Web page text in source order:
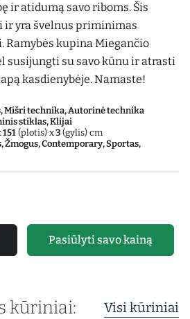
ir atidumą savo riboms. Šis
ir yra švelnus priminimas
Ramybės kupina Miegančio
susijungti su savo kūnu ir atrasti
kasdienybėje. Namaste!
Mišri technika, Autorinė technika
stiklas, Klijai
151 (plotis) x3 (gylis) cm
Žmogus, Contemporary, Sportas,
Pasiūlyti savo kainą
kūriniai: Visi kūriniai